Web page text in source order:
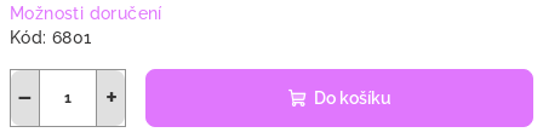
Možnosti doručení
Kód: 6801
+
− Do košíku